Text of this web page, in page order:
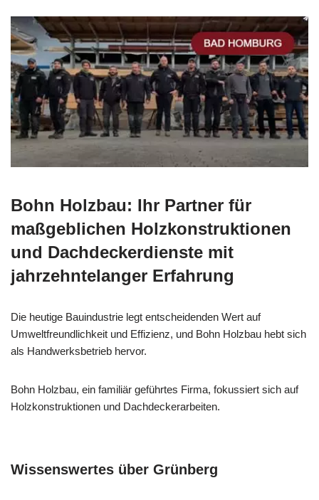
Bohn Holzbau: Ihr Partner für
maßgeblichen Holzkonstruktionen
und Dachdeckerdienste mit
jahrzehntelanger Erfahrung
Die heutige Bauindustrie legt entscheidenden Wert auf
Umweltfreundlichkeit und Effizienz, und Bohn Holzbau hebt sich
als Handwerksbetrieb hervor.
Bohn Holzbau, ein familiär geführtes Firma, fokussiert sich auf
Holzkonstruktionen und Dachdeckerarbeiten.
Wissenswertes über Grünberg